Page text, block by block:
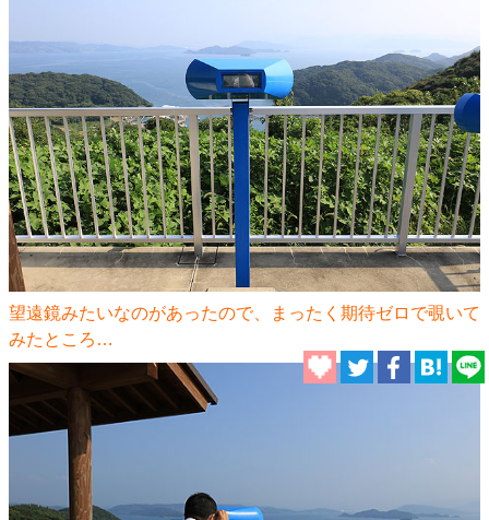
望遠鏡みたいなのがあったので、まったく期待ゼロで覗いて
みたところ…